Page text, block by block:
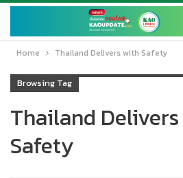
Home Thailand Delivers with Safety
Browsing Tag
Thailand
Safety